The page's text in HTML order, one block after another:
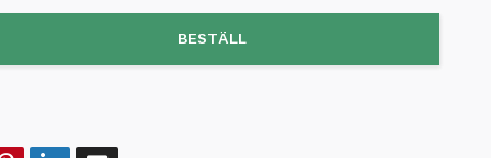
BESTÄLL